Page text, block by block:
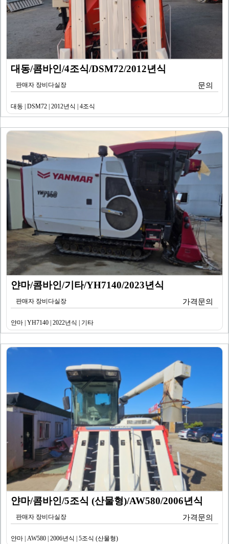
대동/콤바인/4조식/DSM72/2012년식
판매자 장비다실장 문의
대동 | DSM72 | 2012년식 | 4조식
얀마/콤바인/기타/YH7140/2023년식
판매자 장비다실장 가격문의
얀마 | YH7140 | 2022년식 | 기타
얀마/콤바인/5조식 (산물형)/AW580/2006년식
판매자 장비다실장 가격문의
얀마 | AW580 | 2006년식 | 5조식 (산물형)